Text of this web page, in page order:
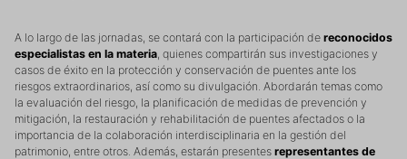
A lo largo de las jornadas, se contará con la participación de reconocidos
especialistas en la materia, quienes compartirán sus investigaciones y
casos de éxito en la protección y conservación de puentes ante los
riesgos extraordinarios, así como su divulgación. Abordarán temas como
la evaluación del riesgo, la planificación de medidas de prevención y
mitigación, la restauración y rehabilitación de puentes afectados o la
importancia de la colaboración interdisciplinaria en la gestión del
patrimonio, entre otros. Además, estarán presentes representantes de